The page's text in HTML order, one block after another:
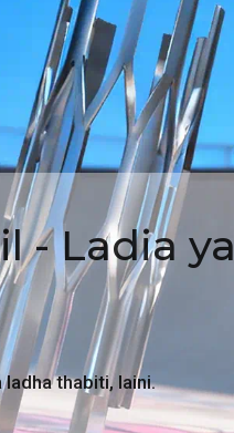
- Ladia ya
thabiti, laini.